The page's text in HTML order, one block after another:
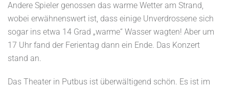
Andere Spieler genossen das warme Wetter am Strand,
wobei erwähnenswert ist, dass einige Unverdrossene sich
sogar ins etwa 14 Grad „warme“ Wasser wagten! Aber um
17 Uhr fand der Ferientag dann ein Ende. Das Konzert
stand an.
Das Theater in Putbus ist überwältigend schön. Es ist im